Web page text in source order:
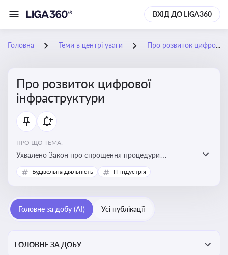
ВХІД ДО LIGA360
Головна Теми в центрі уваги Про розвиток цифрової інфраструктури
Про розвиток цифрової
інфраструктури
ПРО ЩО ТЕМА:
Ухвалено Закон про спрощення процедури
відведення земельних ділянок для розвитку цифрової
інфраструктури
Будівельна діяльність IT-індустрія
Головне за добу (AI) Усі публікації
ГОЛОВНЕ ЗА ДОБУ